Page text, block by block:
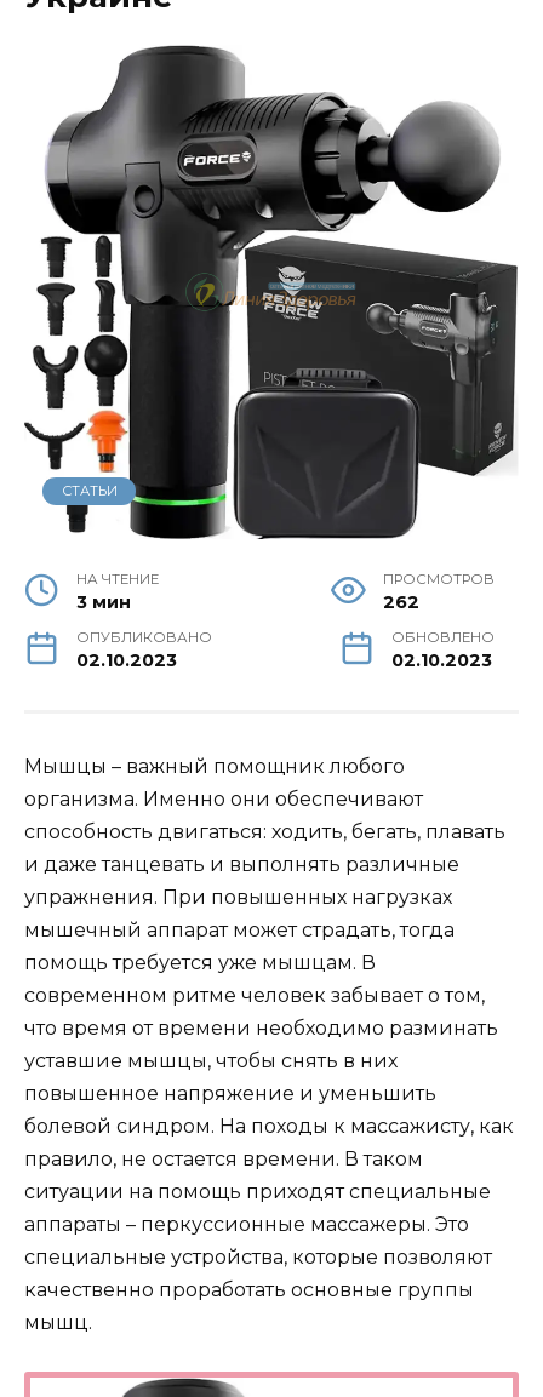
СТАТЬИ
НА ЧТЕНИЕ
3 мин
ПРОСМОТРОВ
262
ОПУБЛИКОВАНО
02.10.2023
ОБНОВЛЕНО
02.10.2023
Мышцы – важный помощник любого
организма. Именно они обеспечивают
способность двигаться: ходить, бегать, плавать
и даже танцевать и выполнять различные
упражнения. При повышенных нагрузках
мышечный аппарат может страдать, тогда
помощь требуется уже мышцам. В
современном ритме человек забывает о том,
что время от времени необходимо разминать
уставшие мышцы, чтобы снять в них
повышенное напряжение и уменьшить
болевой синдром. На походы к массажисту, как
правило, не остается времени. В таком
ситуации на помощь приходят специальные
аппараты – перкуссионные массажеры. Это
специальные устройства, которые позволяют
качественно проработать основные группы
мышц.